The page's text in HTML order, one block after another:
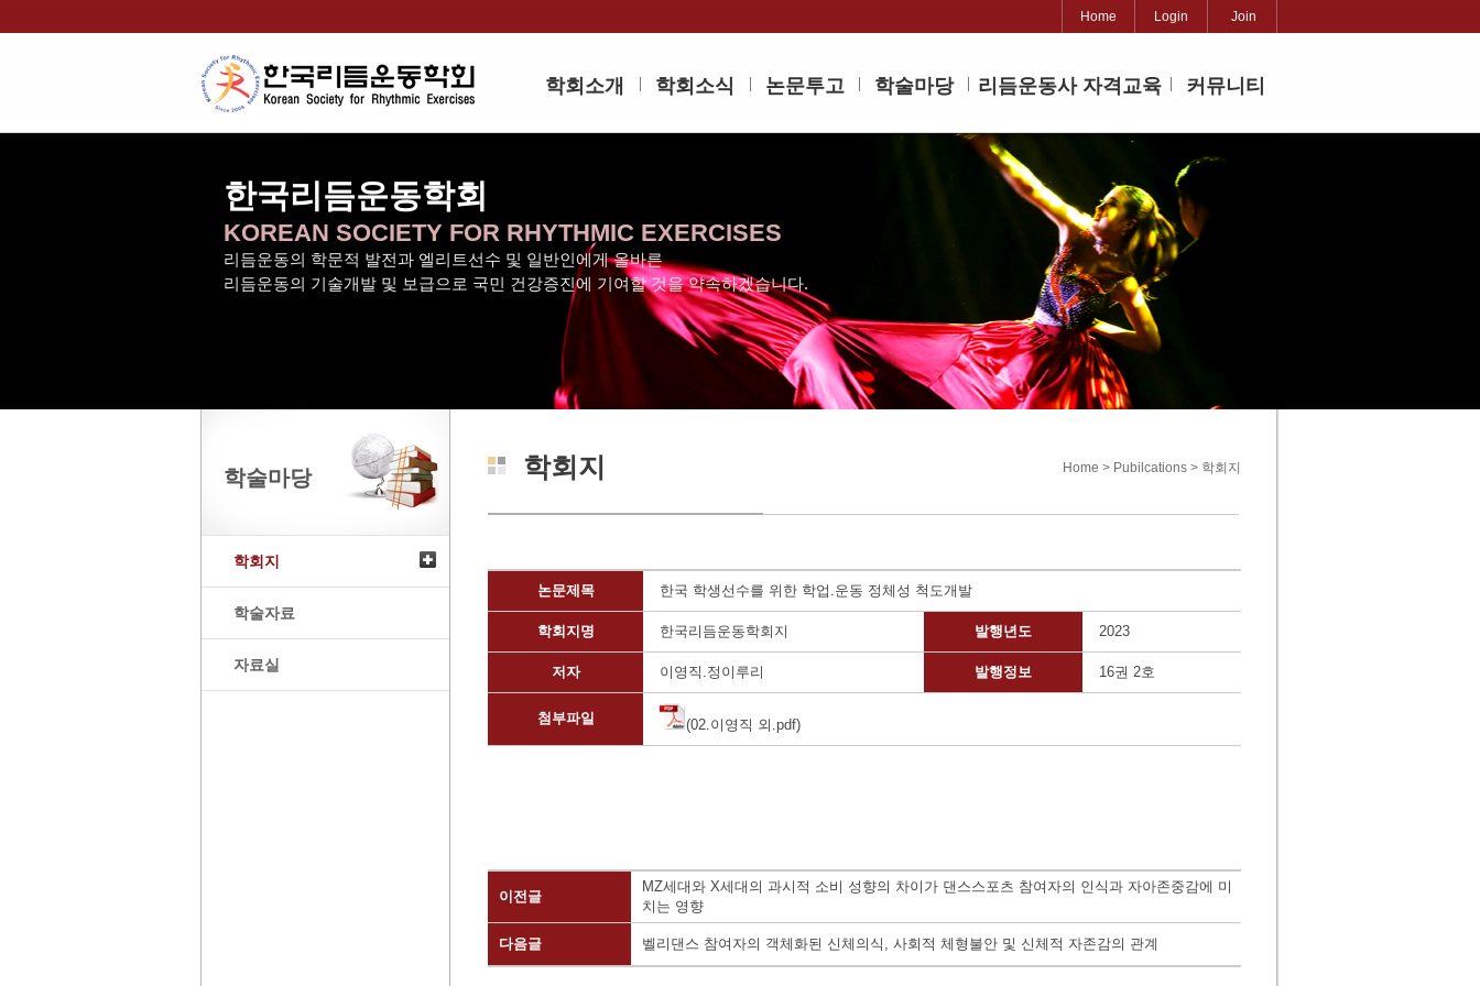
Home Login Join
학회소개 학회소식 논문투고 학술마당 리듬운동사 자격교육 커뮤니티
한국리듬운동학회
KOREAN SOCIETY FOR RHYTHMIC EXERCISES
리듬운동의 학문적 발전과 엘리트선수 및 일반인에게 올바른
리듬운동의 기술개발 및 보급으로 국민 건강증진에 기여할 것을 약속하겠습니다.
학술마당
학회지
학술자료
자료실
학회지 Home > Pubilcations > 학회지
논문제목 한국 학생선수를 위한 학업.운동 정체성 척도개발
학회지명 한국리듬운동학회지 발행년도 2023
저자 이영직.정이루리 발행정보 16권 2호
첨부파일 (02.이영직 외.pdf)
이전글
MZ세대와 X세대의 과시적 소비 성향의 차이가 댄스스포츠 참여자의 인식과 자아존중감에 미
치는 영향
다음글 벨리댄스 참여자의 객체화된 신체의식, 사회적 체형불안 및 신체적 자존감의 관계